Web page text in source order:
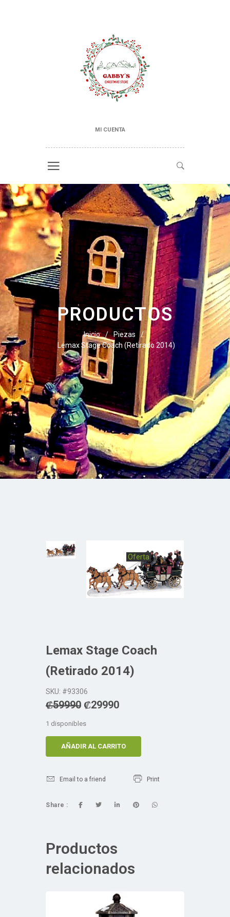
MI CUENTA
PRODUCTOS
Inicio / Piezas
/
Lemax Stage Coach (Retirado 2014)
Oferta
Lemax Stage Coach
(Retirado 2014)
SKU: #93306
₡59990 ₡29990
1 disponibles
AÑADIR AL CARRITO
Email to a friend Print
Share :
Productos
relacionados